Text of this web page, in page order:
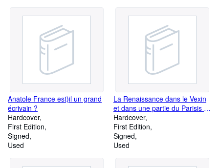
Anatole France est)il un grand
écrivain ?
Hardcover
First Edition
Signed
Used
La Renaissance dans le Vexin
et dans une partie du Parisis à
propos de l'ouvrage de M.
Léon Palustre : La
Renaissance en France.
Hardcover
First Edition
Signed
Used